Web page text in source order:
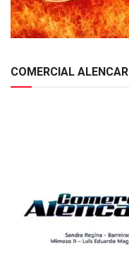
COMERCIAL ALENCAR